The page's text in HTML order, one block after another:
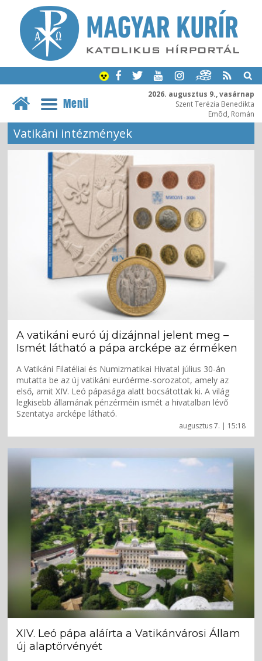
2026. augusztus 9., vasárnap
Szent Terézia Benedikta
Emõd, Román
Menü
Vatikáni intézmények
augusztus 7. | 15:18
A vatikáni euró új dizájnnal jelent meg –
Ismét látható a pápa arcképe az érméken
A Vatikáni Filatéliai és Numizmatikai Hivatal július 30-án
mutatta be az új vatikáni euróérme-sorozatot, amely az
első, amit XIV. Leó pápasága alatt bocsátottak ki. A világ
legkisebb államának pénzérméin ismét a hivatalban lévő
Szentatya arcképe látható.
XIV. Leó pápa aláírta a Vatikánvárosi Állam
új alaptörvényét